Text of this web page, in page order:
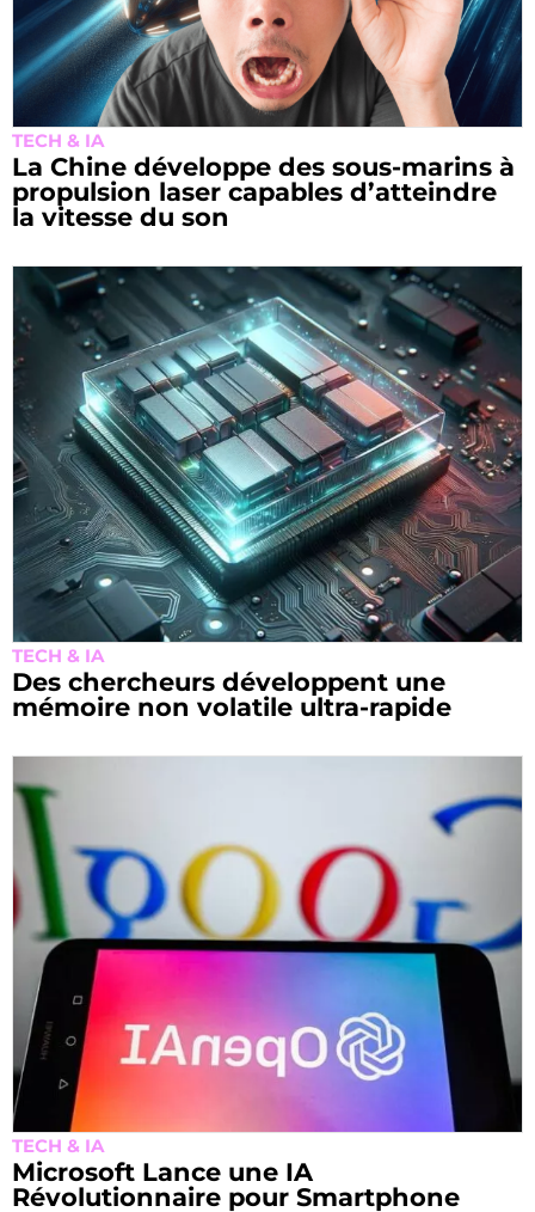
TECH & IA
La Chine développe des sous-marins à
propulsion laser capables d’atteindre
la vitesse du son
TECH & IA
Des chercheurs développent une
mémoire non volatile ultra-rapide
TECH & IA
Microsoft Lance une IA
Révolutionnaire pour Smartphone